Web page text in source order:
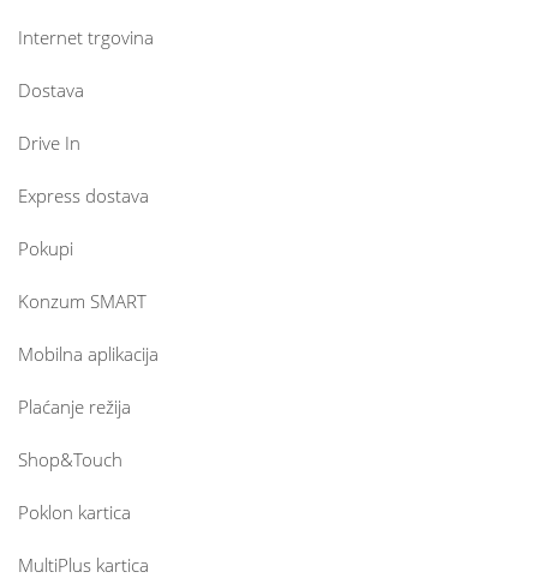
Internet trgovina
Dostava
Drive In
Express dostava
Pokupi
Konzum SMART
Mobilna aplikacija
Plaćanje režija
Shop&Touch
Poklon kartica
MultiPlus kartica